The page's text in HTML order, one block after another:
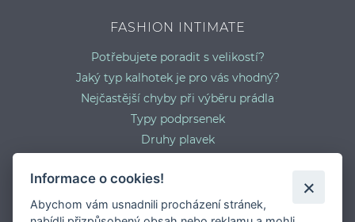
FASHION INTIMATE
Potřebujete poradit s velikostí?
Jaký typ kalhotek je pro vás vhodný?
Nejčastější chyby při výběru prádla
Typy podprsenek
Druhy plavek
Informace o cookies!
Abychom vám usnadnili procházení stránek,